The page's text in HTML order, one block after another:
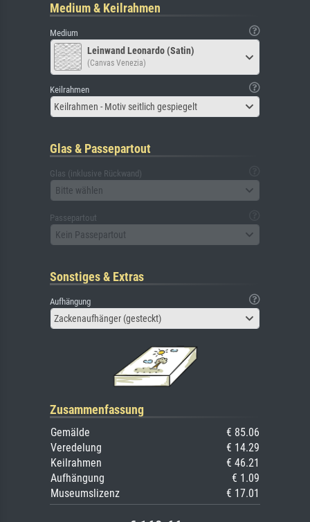
Medium & Keilrahmen
Medium
Leinwand Leonardo (Satin)
(Canvas Venezia)
Keilrahmen
Keilrahmen - Motiv seitlich gespiegelt
Glas & Passepartout
Glas (inklusive Rückwand)
Bitte wählen
Passepartout
Kein Passepartout
Sonstiges & Extras
Aufhängung
Zackenaufhänger (gesteckt)
Zusammenfassung
Gemälde
€ 85.06
Veredelung
€ 14.29
Keilrahmen
€ 46.21
Aufhängung
€ 1.09
Museumslizenz
€ 17.01